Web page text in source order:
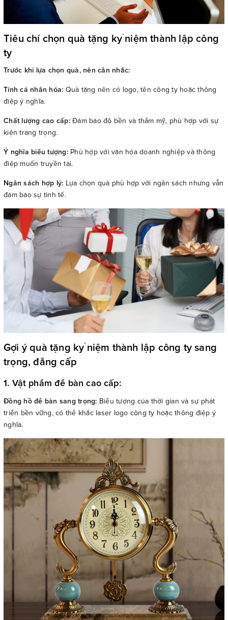
Tiêu chí chọn quà tặng kỷ niệm thành lập công
ty
Trước khi lựa chọn quà, nên cân nhắc:
Tính cá nhân hóa: Quà tặng nên có logo, tên công ty hoặc thông
điệp ý nghĩa.
Chất lượng cao cấp:Đảm bảo độ bền và thẩm mỹ, phù hợp với sự
kiện trang trọng.
Ý nghĩa biểu tượng: Phù hợp với văn hóa doanh nghiệp và thông
điệp muốn truyền tải.
Ngân sách hợp lý: Lựa chọn quà phù hợp với ngân sách nhưng vẫn
đảm bảo sự tinh tế.
Gợi ý quà tặng kỷ niệm thành lập công ty sang
trọng, đẳng cấp
1. Vật phẩm để bàn cao cấp:
Đồng hồ để bàn sang trọng: Biểu tượng của thời gian và sự phát
triển bền vững, có thể khắc laser logo công ty hoặc thông điệp ý
nghĩa.